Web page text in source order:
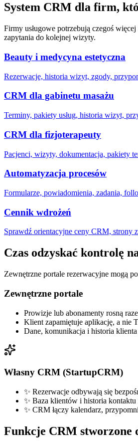
System CRM dla firm,
Firmy usługowe potrzebują czegoś
zapytania do kolejnej wizyty.
Beauty i medycyna estetyczna
Rezerwacje, historia wizyt, zgody,
CRM dla gabinetu masażu
Terminy, pakiety usług, historia wizyt,
CRM dla fizjoterapeuty
Pacjenci, wizyty, dokumentacja, pakiety
Automatyzacja procesów
Formularze, powiadomienia, zadania,
Cennik wdrożeń
Sprawdź orientacyjne ceny CRM, strony
Czas odzyskać kontrolę
Zewnętrzne portale rezerwacyjne mogą
Zewnętrzne portale
Prowizje lub abonamenty rosną
Klient zapamiętuje aplikację, a nie
Dane, komunikacja i historia
Własny CRM (StartupCRM)
✨ Rezerwacje odbywają się
✨ Baza klientów i historia
✨ CRM łączy kalendarz,
Funkcje CRM stworzone